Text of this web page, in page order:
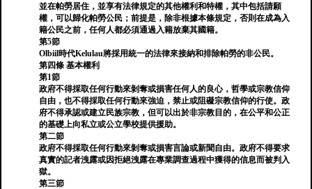
並在帕勞居住，並享有法律規定的其他權利和特權，其中包括請願
權，可以歸化帕勞公民；前提是，除非根據本條規定，否則在成為入
籍公民之前，任何人都必須通過入籍放棄其國籍。
第5節
Olbiil時代Kelulau將採用統一的法律來接納和排除帕勞的非公民。
第四條 基本權利
第1節
政府不得採取任何行動來剝奪或損害任何人的良心，哲學或宗教信仰
自由，也不得採取任何行動來強迫，禁止或阻礙宗教信仰的行使。政
府不得承認或建立民族宗教，但可以出於非宗教目的，在公平和公正
的基礎上向私立或公立學校提供援助。
第二節
政府不得採取任何行動來剝奪或損害言論或新聞自由。政府不得要求
真實的記者洩露或因拒絕洩露在專業調查過程中獲得的信息而被判入
獄。
第三節